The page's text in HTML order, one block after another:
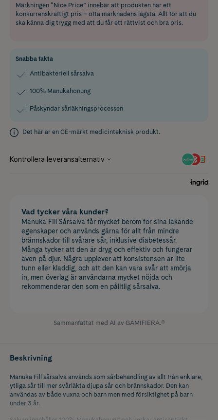
Märkningen “Nice Price” innebär att produkten har ett
konkurrenskraftigt pris – ofta marknadens lägsta. Allt för att du
ska känna dig trygg med att du får ett rättvist och bra pris.
Snabba fakta
Antibakteriell sårsalva
100% Manukahonung
Påskyndar sårläkningsprocessen
Det här är en CE-märkt medicinteknisk produkt.
Vad tycker våra kunder?
Manuka Fill Sårsalva får mycket beröm för sina läkande
egenskaper och används gärna för allt från mindre
brännskador till svårare sår, inklusive diabetessår.
Många tycker att den är dryg och effektiv och fungerar
även på djur. Några upplever att konsistensen är lite
tunn eller kladdig, och att den kan vara svår att smörja
in, men överlag är användarna mycket nöjda och
rekommenderar den som en pålitlig sårsalva.
Sammanfattat med AI av GAMIFIERA.®
Beskrivning
Manuka Fill sårsalva används som sårbehandling av allt från enklare,
ytliga sår till mer svårläkta djupa sår och brännskador. Den kan
användas av både vuxna och barn men med försiktighet på barn
under 3 år.